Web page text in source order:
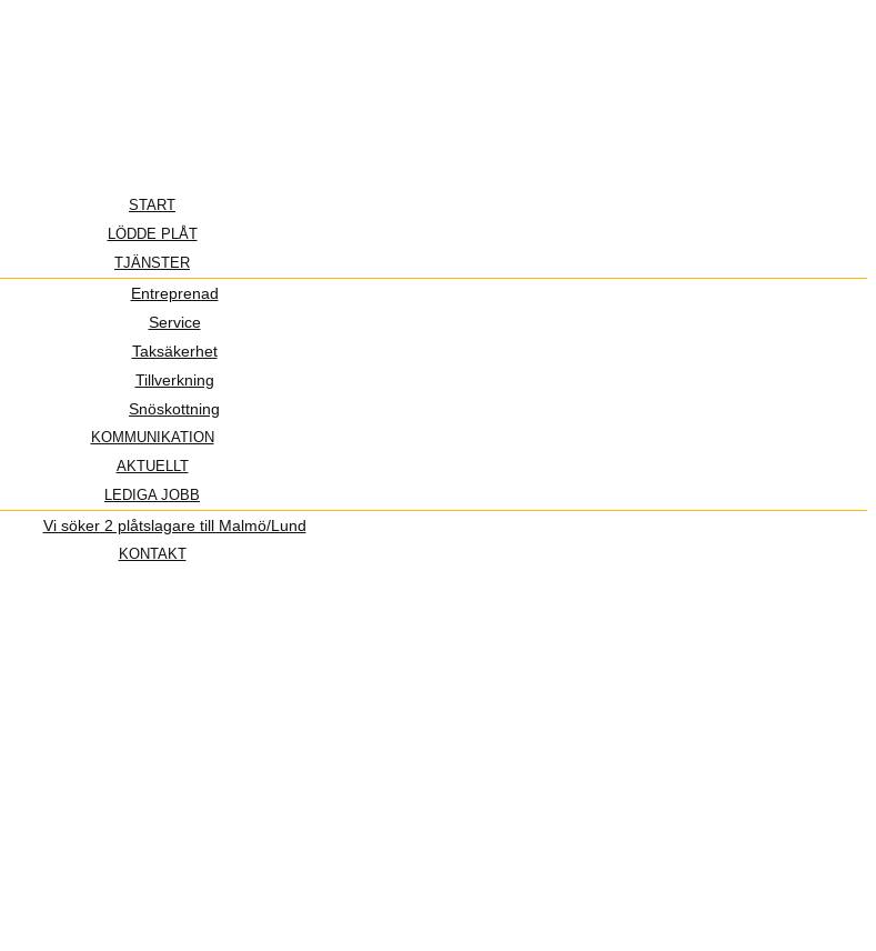
START
LÖDDE PLÅT
TJÄNSTER
Entreprenad
Service
Taksäkerhet
Tillverkning
Snöskottning
KOMMUNIKATION
AKTUELLT
LEDIGA JOBB
Vi söker 2 plåtslagare till Malmö/Lund
KONTAKT